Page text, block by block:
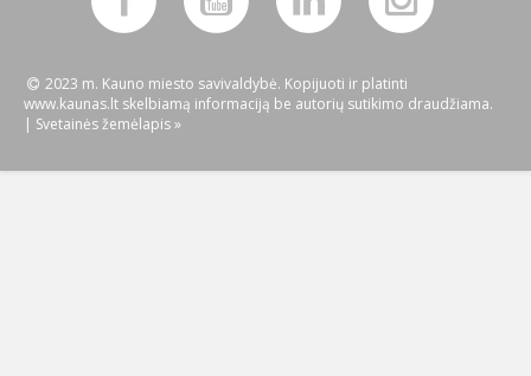
2023 m. Kauno miesto savivaldybė. Kopijuoti ir platinti
www.kaunas.lt skelbiamą informaciją be autorių sutikimo draudžiama.
| Svetainės žemėlapis »